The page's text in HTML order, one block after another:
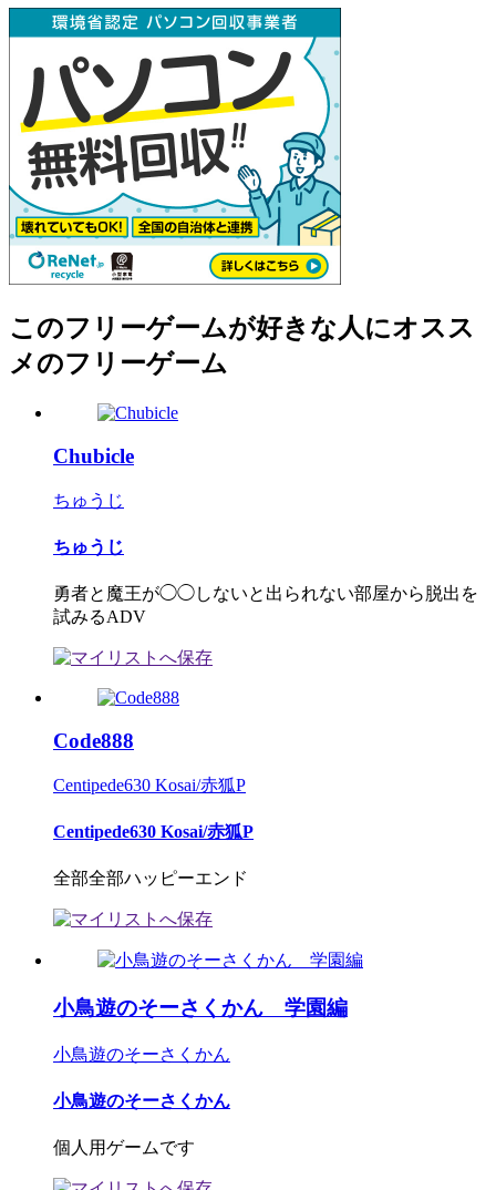
このフリーゲームが好きな人にオスス
メのフリーゲーム
Chubicle
ちゅうじ
ちゅうじ
勇者と魔王が◯◯しないと出られない部屋から脱出を
試みるADV
Code888
Centipede630 Kosai/赤狐P
Centipede630 Kosai/赤狐P
全部全部ハッピーエンド
小鳥遊のそーさくかん 学園編
小鳥遊のそーさくかん
小鳥遊のそーさくかん
個人用ゲームです